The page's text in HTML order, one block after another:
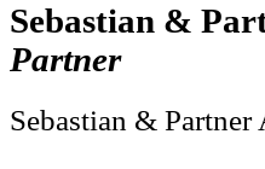
Sebastian &
Partner
Sebastian &